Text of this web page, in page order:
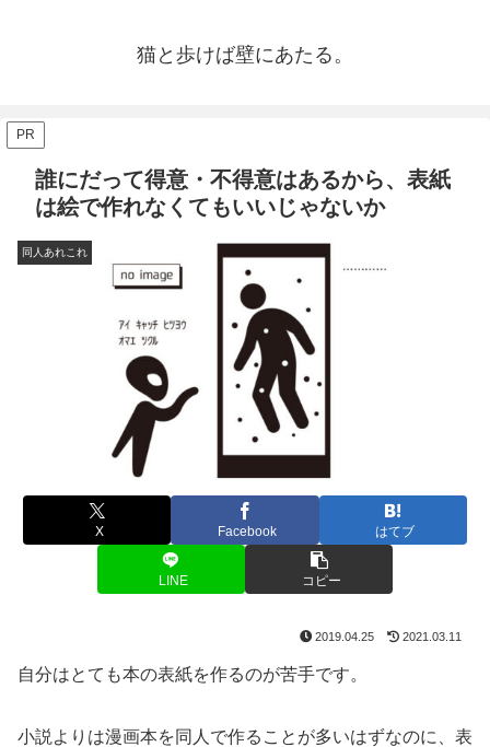
猫と歩けば壁にあたる。
PR
誰にだって得意・不得意はあるから、表紙
は絵で作れなくてもいいじゃないか
同人あれこれ
X Facebook はてブ
LINE コピー
2019.04.25 2021.03.11
自分はとても本の表紙を作るのが苦手です。
小説よりは漫画本を同人で作ることが多いはずなのに、表